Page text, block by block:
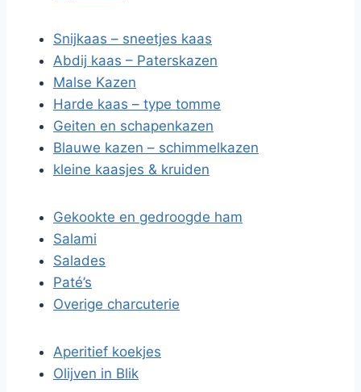
Snijkaas – sneetjes kaas
Abdij kaas – Paterskazen
Malse Kazen
Harde kaas – type tomme
Geiten en schapenkazen
Blauwe kazen – schimmelkazen
kleine kaasjes & kruiden
Gekookte en gedroogde ham
Salami
Salades
Paté’s
Overige charcuterie
Aperitief koekjes
Olijven in Blik